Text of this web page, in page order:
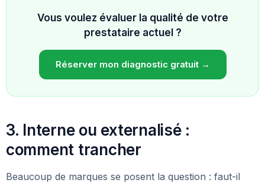
Vous voulez évaluer la qualité de votre
prestataire actuel ?
Réserver mon diagnostic gratuit →
3. Interne ou externalisé :
comment trancher
Beaucoup de marques se posent la question : faut-il